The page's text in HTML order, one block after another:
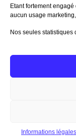
Etant fortement
aucun usage
Nos seules
Informations légales
Politique